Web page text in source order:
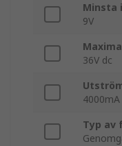
Minsta
9V
36V dc
4000mA
Typ av